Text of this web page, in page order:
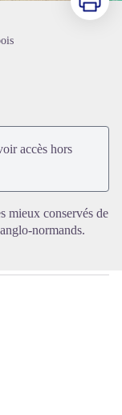
plein écran
accès hors
mieux conservés de
normands.